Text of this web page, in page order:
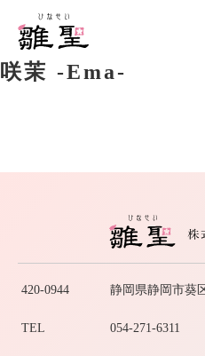
咲茉 -Ema-
420-0944 静岡県静岡市葵
TEL 054-271-6311